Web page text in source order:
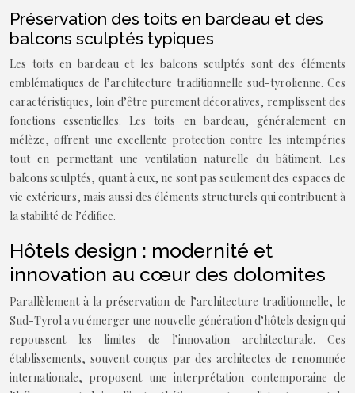
Préservation des toits en bardeau et des
balcons sculptés typiques
Les toits en bardeau et les balcons sculptés sont des éléments
emblématiques de l’architecture traditionnelle sud-tyrolienne. Ces
caractéristiques, loin d’être purement décoratives, remplissent des
fonctions essentielles. Les toits en bardeau, généralement en
mélèze, offrent une excellente protection contre les intempéries
tout en permettant une ventilation naturelle du bâtiment. Les
balcons sculptés, quant à eux, ne sont pas seulement des espaces de
vie extérieurs, mais aussi des éléments structurels qui contribuent à
la stabilité de l’édifice.
Hôtels design : modernité et
innovation au cœur des dolomites
Parallèlement à la préservation de l’architecture traditionnelle, le
Sud-Tyrol a vu émerger une nouvelle génération d’hôtels design qui
repoussent les limites de l’innovation architecturale. Ces
établissements, souvent conçus par des architectes de renommée
internationale, proposent une interprétation contemporaine de